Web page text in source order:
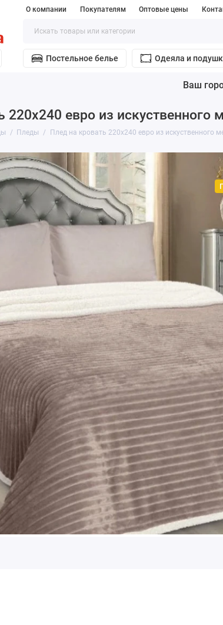
О компании Покупателям Оптовые цены
Постельное белье Одеяла и
Ваш
220х240 евро из искуственного
Пледы Плед на кровать 220х240 евро из искуственного